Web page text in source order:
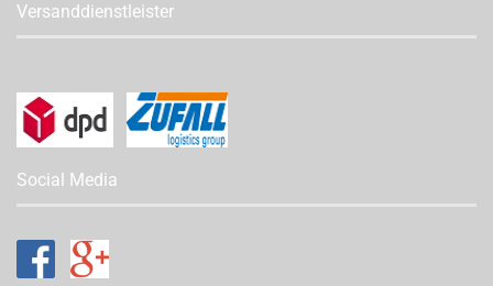
Versanddienstleister
Social Media